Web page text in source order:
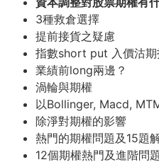
3種救倉選擇
提前接貨之疑慮
指數short put 入價沽期
業績前long兩邊？
渦輪與期權
以Bollinger, Macd,
除淨對期權的影響
熱門的期權問題及15題
12個期權熱門及進階問題